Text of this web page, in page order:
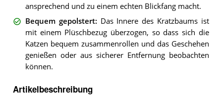
ansprechend und zu einem echten Blickfang macht.
Bequem gepolstert: Das Innere des Kratzbaums ist
mit einem Plüschbezug überzogen, so dass sich die
Katzen bequem zusammenrollen und das Geschehen
genießen oder aus sicherer Entfernung beobachten
können.
Artikelbeschreibung